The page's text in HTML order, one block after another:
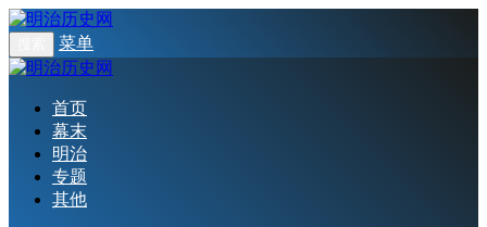
菜单
首页
幕末
明治
专题
其他